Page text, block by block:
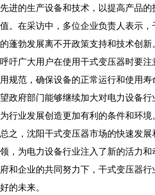
先进的生产设备和技术，以提高产品
值。在采访中，多位企业负责人表示
的蓬勃发展离不开政策支持和技术创
呼吁广大用户在使用干式变压器时要
用规范，确保设备的正常运行和使用
望政府部门能够继续加大对电力设备行
为行业发展创造更加有利的条件和环境。
总之，沈阳干式变压器市场的快速发展
领，为电力设备行业注入了新的活力
府和企业的共同努力下，干式变压器
好的未来。